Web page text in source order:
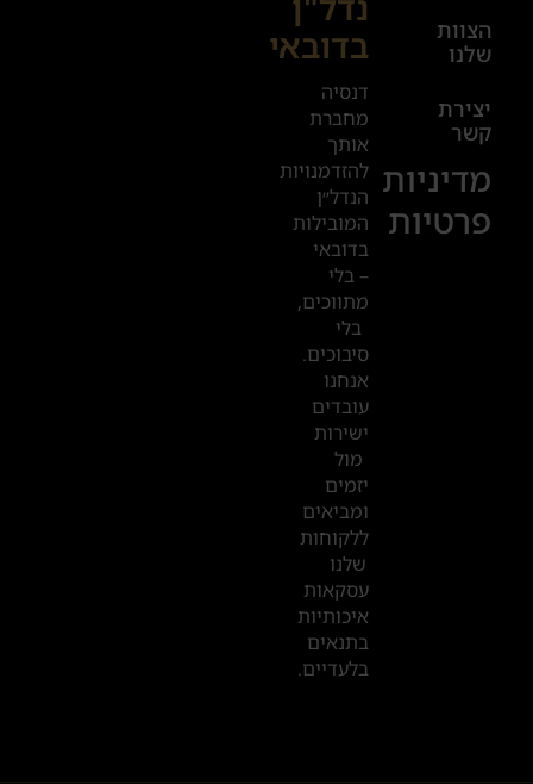
הצוות
שלנו
יצירת
קשר
מדיניות
פרטיות
17:00
+972
52
601
2019
המשרדים
שלנו
בדובאי
בדובאי
דנסיה
מחברת
אותך
להזדמנויות
הנדל״ן
המובילות
בדובאי
– בלי
מתווכים,
בלי
סיבוכים.
אנחנו
עובדים
ישירות
מול
יזמים
ומביאים
ללקוחות
שלנו
עסקאות
איכותיות
בתנאים
בלעדיים.